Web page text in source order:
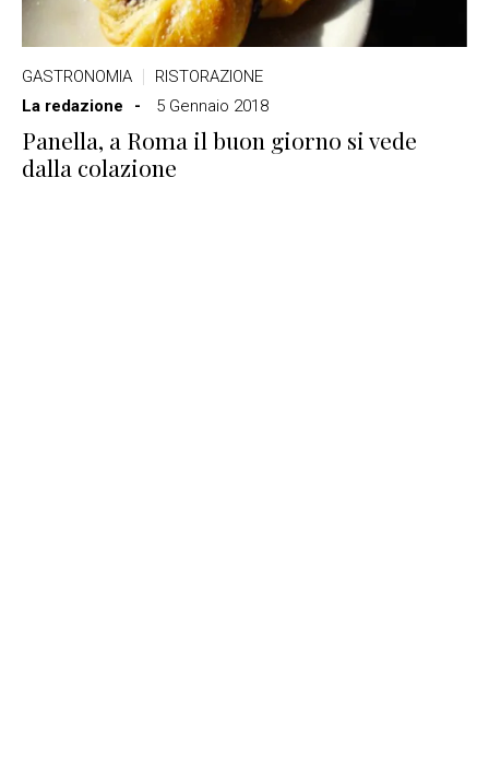
GASTRONOMIA
RISTORAZIONE
La redazione
5 Gennaio 2018
Panella, a Roma il buon giorno si vede
dalla colazione